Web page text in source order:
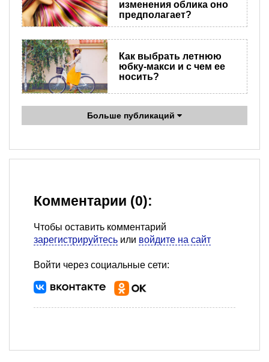
изменения облика оно
предполагает?
Как выбрать летнюю
юбку-макси и с чем ее
носить?
Больше публикаций
Комментарии (0):
Чтобы оставить комментарий
зарегистрируйтесь или войдите на сайт
Войти через социальные сети: